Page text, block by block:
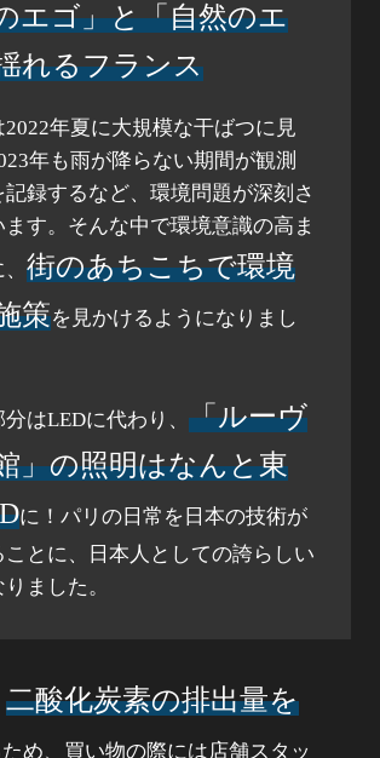
エゴ」と「自然のエ
れるフランス​
2022年夏に大規模な干ばつに見
年も雨が降らない期間が観測
記録するなど、環境問題が深刻さ
ます。そんな中で環境意識の高ま
街のあちこちで環境
策を見かけるようになりまし
はLEDに代わり、 「ルーヴ
」の照明はなんと東
に！パリの日常を日本の技術が
とに、日本人としての誇らしい
ました。​
二酸化炭素の排出量を
め、買い物の際には店舗スタッ